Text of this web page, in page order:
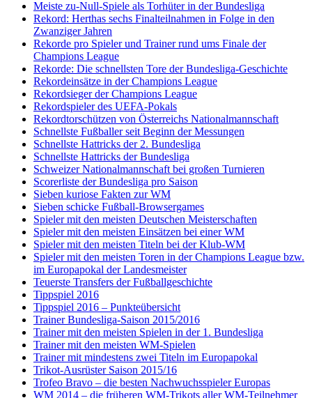
Meiste zu-Null-Spiele als Torhüter in der Bundesliga
Rekord: Herthas sechs Finalteilnahmen in Folge in den
Zwanziger Jahren
Rekorde pro Spieler und Trainer rund ums Finale der
Champions League
Rekorde: Die schnellsten Tore der Bundesliga-Geschichte
Rekordeinsätze in der Champions League
Rekordsieger der Champions League
Rekordspieler des UEFA-Pokals
Rekordtorschützen von Österreichs Nationalmannschaft
Schnellste Fußballer seit Beginn der Messungen
Schnellste Hattricks der 2. Bundesliga
Schnellste Hattricks der Bundesliga
Schweizer Nationalmannschaft bei großen Turnieren
Scorerliste der Bundesliga pro Saison
Sieben kuriose Fakten zur WM
Sieben schicke Fußball-Browsergames
Spieler mit den meisten Deutschen Meisterschaften
Spieler mit den meisten Einsätzen bei einer WM
Spieler mit den meisten Titeln bei der Klub-WM
Spieler mit den meisten Toren in der Champions League bzw.
im Europapokal der Landesmeister
Teuerste Transfers der Fußballgeschichte
Tippspiel 2016
Tippspiel 2016 – Punkteübersicht
Trainer Bundesliga-Saison 2015/2016
Trainer mit den meisten Spielen in der 1. Bundesliga
Trainer mit den meisten WM-Spielen
Trainer mit mindestens zwei Titeln im Europapokal
Trikot-Ausrüster Saison 2015/16
Trofeo Bravo – die besten Nachwuchsspieler Europas
WM 2014 – die früheren WM-Trikots aller WM-Teilnehmer